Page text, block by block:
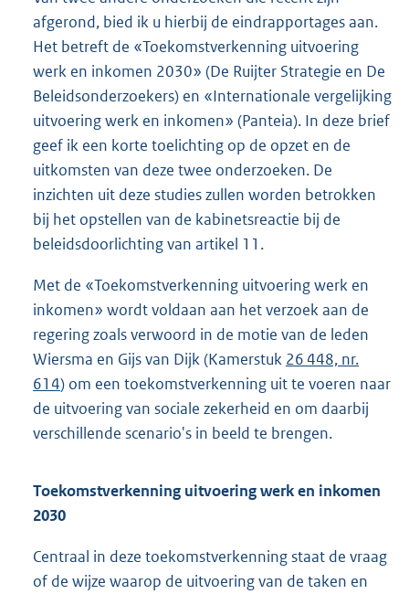
afgerond, bied ik u hierbij de eindrapportages aan.
Het betreft de «Toekomstverkenning uitvoering
werk en inkomen 2030» (De Ruijter Strategie en De
Beleidsonderzoekers) en «Internationale vergelijking
uitvoering werk en inkomen» (Panteia). In deze brief
geef ik een korte toelichting op de opzet en de
uitkomsten van deze twee onderzoeken. De
inzichten uit deze studies zullen worden betrokken
bij het opstellen van de kabinetsreactie bij de
beleidsdoorlichting van artikel 11.
Met de «Toekomstverkenning uitvoering werk en
inkomen» wordt voldaan aan het verzoek aan de
regering zoals verwoord in de motie van de leden
Wiersma en Gijs van Dijk (Kamerstuk 26 448, nr.
614) om een toekomstverkenning uit te voeren naar
de uitvoering van sociale zekerheid en om daarbij
verschillende scenario's in beeld te brengen.
Toekomstverkenning uitvoering werk en inkomen
2030
Centraal in deze toekomstverkenning staat de vraag
of de wijze waarop de uitvoering van de taken en